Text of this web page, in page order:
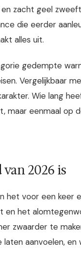
zacht geel
die eerder
alles uit.
gedempte
Vergelijkbaar
Wie lang
maar eenmaal op
2026 is
het voor een keer
en het
zwaarder te
aanvoelen,